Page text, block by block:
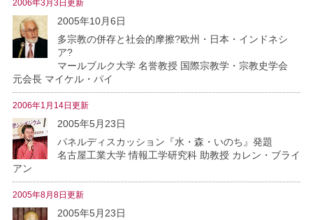
2006年3月3日更新
2005年10月6日
多宗教の併存と社会的摩擦?欧州・日本・インドネシ
ア?
マールブルク大学 名誉教授 国際宗教学・宗教史学会
元会長 マイケル・パイ
2006年1月14日更新
2005年5月23日
パネルディスカッション『水・森・いのち』発題
名古屋工業大学 情報工学研究科 助教授 カレン・ブライ
アン
2005年8月8日更新
2005年5月23日